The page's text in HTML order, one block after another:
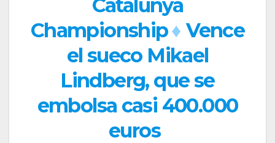
Catalunya
Championship♦ Vence
el sueco Mikael
Lindberg, que se
embolsa casi 400.000
euros